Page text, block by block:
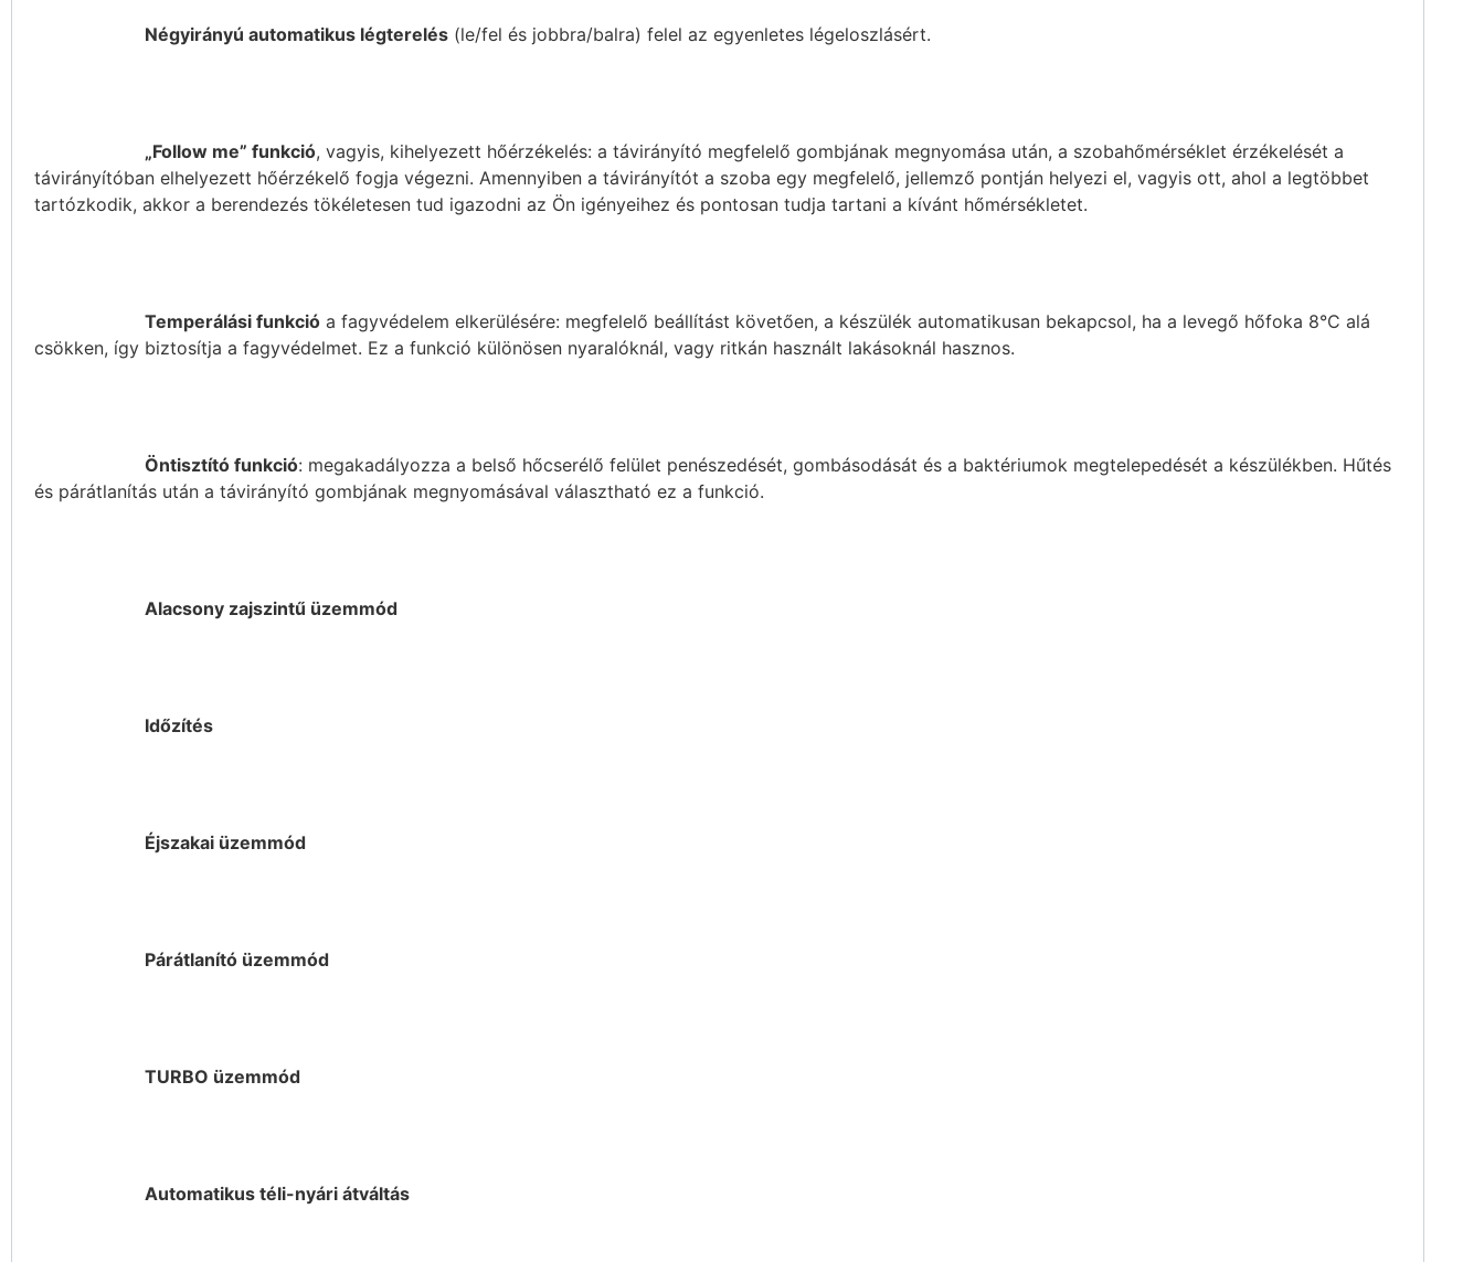
Négyirányú automatikus légterelés (le/fel és jobbra/balra) felel az egyenletes légeloszlásért.
„Follow me” funkció, vagyis, kihelyezett hőérzékelés: a távirányító megfelelő gombjának megnyomása után, a szobahőmérséklet érzékelését a
távirányítóban elhelyezett hőérzékelő fogja végezni. Amennyiben a távirányítót a szoba egy megfelelő, jellemző pontján helyezi el, vagyis ott, ahol a legtöbbet
tartózkodik, akkor a berendezés tökéletesen tud igazodni az Ön igényeihez és pontosan tudja tartani a kívánt hőmérsékletet.
Temperálási funkció a fagyvédelem elkerülésére: megfelelő beállítást követően, a készülék automatikusan bekapcsol, ha a levegő hőfoka 8°C alá
csökken, így biztosítja a fagyvédelmet. Ez a funkció különösen nyaralóknál, vagy ritkán használt lakásoknál hasznos.
Öntisztító funkció: megakadályozza a belső hőcserélő felület penészedését, gombásodását és a baktériumok megtelepedését a készülékben. Hűtés
és párátlanítás után a távirányító gombjának megnyomásával választható ez a funkció.
Alacsony zajszintű üzemmód
Időzítés
Éjszakai üzemmód
Párátlanító üzemmód
TURBO üzemmód
Automatikus téli-nyári átváltás